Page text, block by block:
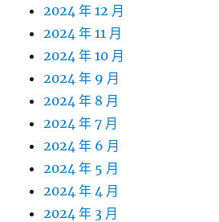
2024 年 12 月
2024 年 11 月
2024 年 10 月
2024 年 9 月
2024 年 8 月
2024 年 7 月
2024 年 6 月
2024 年 5 月
2024 年 4 月
2024 年 3 月